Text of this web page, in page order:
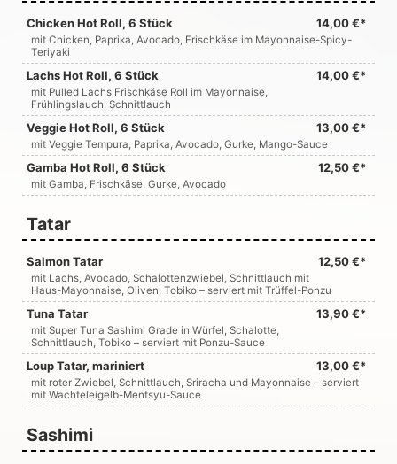
Chicken Hot Roll, 6 Stück 14,00 €*
mit Chicken, Paprika, Avocado, Frischkäse im Mayonnaise-Spicy-
Teriyaki
Lachs Hot Roll, 6 Stück 14,00 €*
mit Pulled Lachs Frischkäse Roll im Mayonnaise,
Frühlingslauch, Schnittlauch
Veggie Hot Roll, 6 Stück 13,00 €*
mit Veggie Tempura, Paprika, Avocado, Gurke, Mango-Sauce
Gamba Hot Roll, 6 Stück 12,50 €*
mit Gamba, Frischkäse, Gurke, Avocado
Tatar
Salmon Tatar 12,50 €*
mit Lachs, Avocado, Schalottenzwiebel, Schnittlauch mit
Haus-Mayonnaise, Oliven, Tobiko – serviert mit Trüffel-Ponzu
Tuna Tatar 13,90 €*
mit Super Tuna Sashimi Grade in Würfel, Schalotte,
Schnittlauch, Tobiko – serviert mit Ponzu-Sauce
Loup Tatar, mariniert 13,00 €*
mit roter Zwiebel, Schnittlauch, Sriracha und Mayonnaise – serviert
mit Wachteleigelb-Mentsyu-Sauce
Sashimi